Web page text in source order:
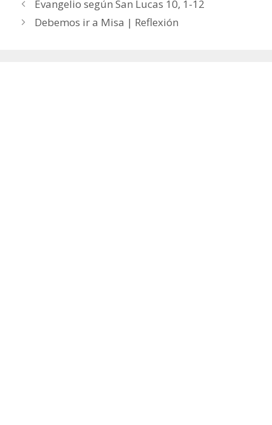
Evangelio según San Lucas 10, 1-12
Debemos ir a Misa | Reflexión